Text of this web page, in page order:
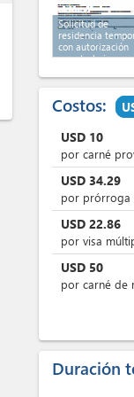
Solicitud de
residencia
con autorización
para trabajar
Costos:
USD 10
por carné
USD 34.29
por prórroga
USD 22.86
por visa
USD 50
por carné de
Duración